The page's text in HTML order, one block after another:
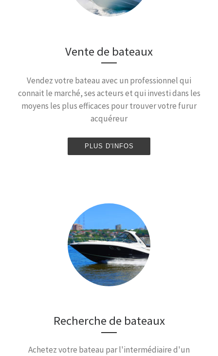
Vente de bateaux
Vendez votre bateau avec un professionnel qui
connait le marché, ses acteurs et qui investi dans les
moyens les plus efficaces pour trouver votre furur
acquéreur
PLUS D'INFOS
Recherche de bateaux
Achetez votre bateau par l'intermédiaire d'un